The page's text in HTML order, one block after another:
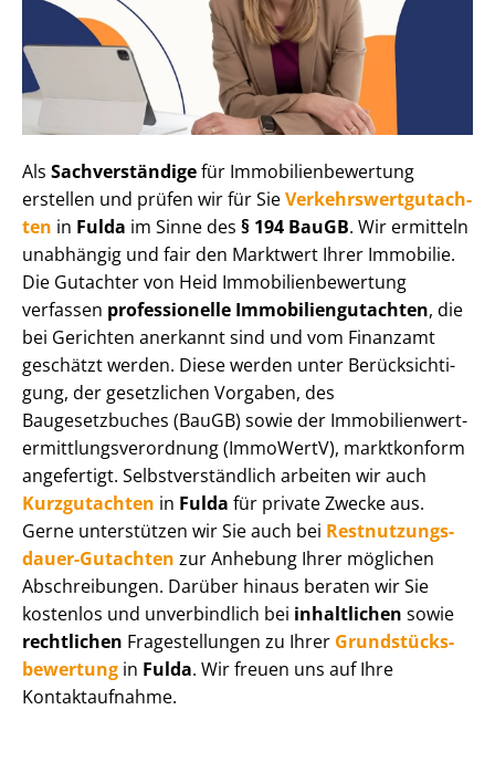
Als Sachverständigefür Im­mo­bi­li­en­be­wer­tung
erstellen und prüfen wir für SieVer­kehrs­wert­gut­ach­
ten in Fulda im Sinne des § 194 BauGB. Wir ermitteln
unabhängig und fair den Marktwert Ihrer Immobilie.
Die Gutachter von Heid Im­mo­bi­li­en­be­wer­tung
verfassen professionelle Im­mo­bi­li­en­gut­ach­ten, die
bei Gerichten anerkannt sind und vom Finanzamt
geschätzt werden. Diese werden unter Be­rück­sich­ti­
gung, der gesetzlichen Vorgaben, des
Baugesetzbuches (BauGB) sowie der Im­mo­bi­li­en­wert­
ermitt­lungs­ver­ord­nung (ImmoWertV), marktkonform
angefertigt. Selbst­ver­ständ­lich arbeiten wir auch
Kurzgutachten in Fulda für private Zwecke aus.
Gerne unterstützen wir Sie auch bei Rest­nut­zungs­
dau­er-Gutachten zur Anhebung Ihrer möglichen
Abschreibungen. Darüber hinaus beraten wir Sie
kostenlos und unverbindlich bei inhaltlichen sowie
rechtlichen Fragestellungen zu Ihrer Grund­stücks­
be­wer­tung in Fulda. Wir freuen uns auf Ihre
Kontaktaufnahme.